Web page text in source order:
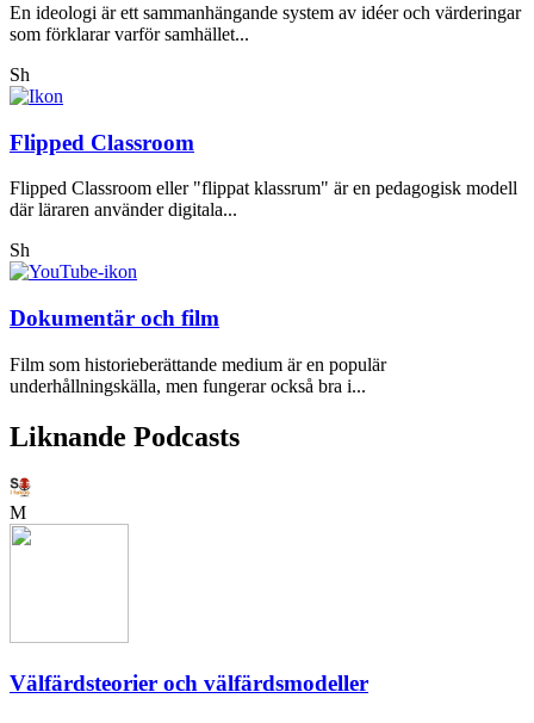
En ideologi är ett sammanhängande system av idéer och värderingar
som förklarar varför samhället...
Sh
Flipped Classroom
Flipped Classroom eller "flippat klassrum" är en pedagogisk modell
där läraren använder digitala...
Sh
Dokumentär och film
Film som historieberättande medium är en populär
underhållningskälla, men fungerar också bra i...
Liknande Podcasts
M
Välfärdsteorier och välfärdsmodeller